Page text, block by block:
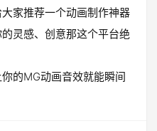
家推荐一个动画制作神器
灵感、创意那这个平台绝
的MG动画音效就能瞬间